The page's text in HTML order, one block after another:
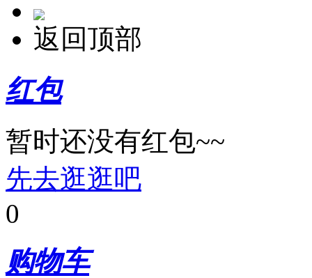
返回顶部
红包
暂时还没有红包~~
先去逛逛吧
0
购物车